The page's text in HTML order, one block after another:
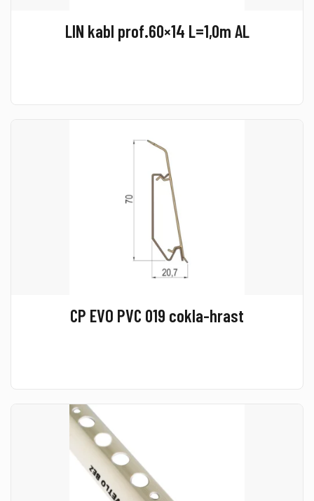
LIN kabl prof.60×14 L=1,0m AL
CP EVO PVC 019 cokla-hrast